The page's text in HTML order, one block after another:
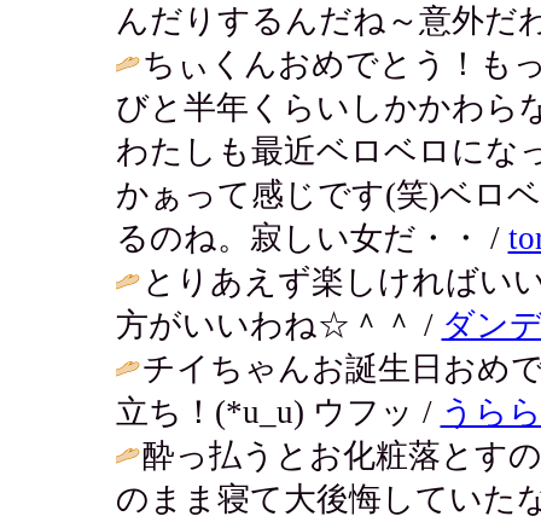
んだりするんだね～意外だ
ちぃくんおめでとう！も
びと半年くらいしかかわら
わたしも最近ベロベロにな
かぁって感じです(笑)ベロ
るのね。寂しい女だ・・ /
とりあえず楽しければい
方がいいわね☆＾＾ / ダン
チイちゃんお誕生日おめ
立ち！(*u_u) ウフッ / うら
酔っ払うとお化粧落とす
のまま寝て大後悔していた